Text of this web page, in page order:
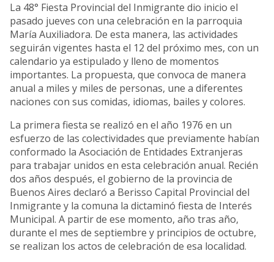
La 48° Fiesta Provincial del Inmigrante dio inicio el
pasado jueves con una celebración en la parroquia
María Auxiliadora. De esta manera, las actividades
seguirán vigentes hasta el 12 del próximo mes, con un
calendario ya estipulado y lleno de momentos
importantes. La propuesta, que convoca de manera
anual a miles y miles de personas, une a diferentes
naciones con sus comidas, idiomas, bailes y colores.
La primera fiesta se realizó en el año 1976 en un
esfuerzo de las colectividades que previamente habían
conformado la Asociación de Entidades Extranjeras
para trabajar unidos en esta celebración anual. Recién
dos años después, el gobierno de la provincia de
Buenos Aires declaró a Berisso Capital Provincial del
Inmigrante y la comuna la dictaminó fiesta de Interés
Municipal. A partir de ese momento, año tras año,
durante el mes de septiembre y principios de octubre,
se realizan los actos de celebración de esa localidad.